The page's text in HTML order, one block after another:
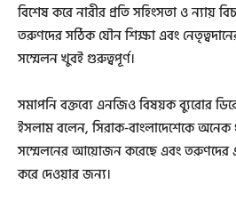
বিশেষ করে নারীর প্রতি সহিংসতা ও ন্যায়
তরুণদের সঠিক যৌন শিক্ষা এবং
সম্মেলন খুবই গুরুত্বপূর্ণ।
সমাপনি বক্তব্যে এনজিও বিষয়ক ব্যুরোর
ইসলাম বলেন, সিরাক-বাংলাদেশেকে
সম্মেলনের আয়োজন করেছে এবং তরুণদের
করে দেওয়ার জন্য।